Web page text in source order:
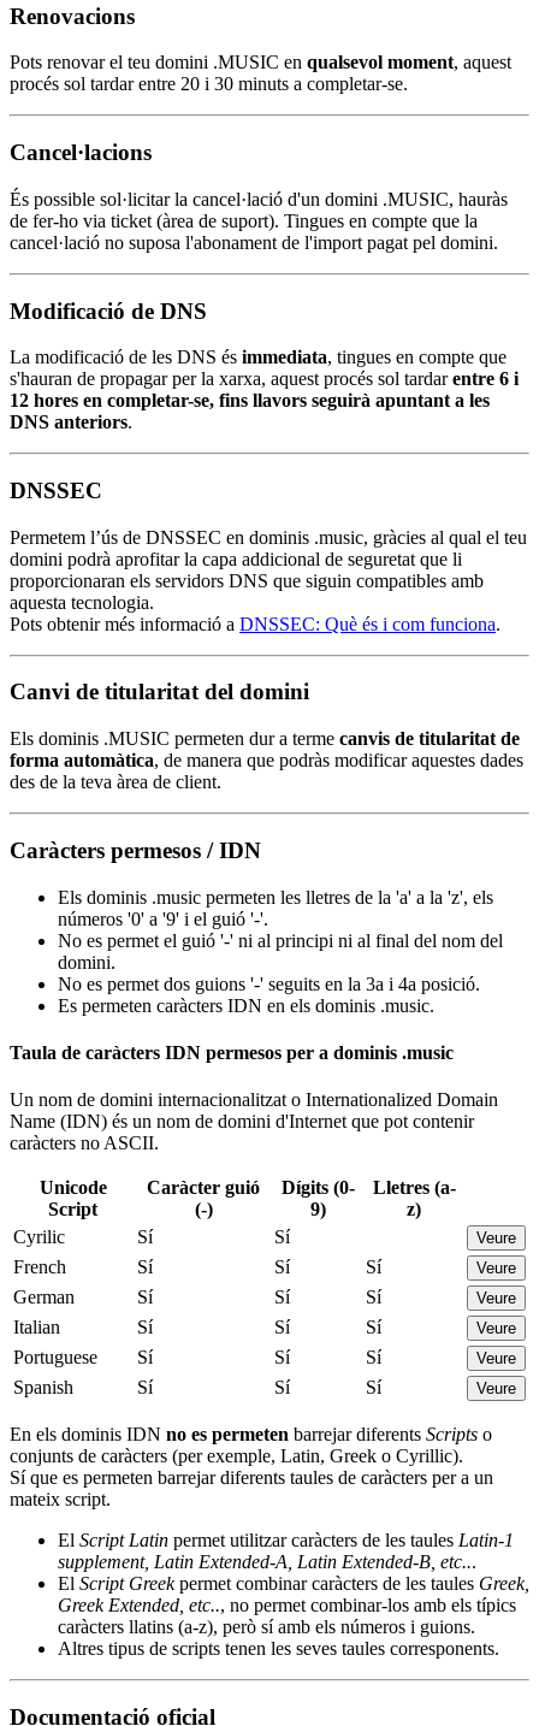
Renovacions
Pots renovar el teu domini .MUSIC en qualsevol moment, aquest
procés sol tardar entre 20 i 30 minuts a completar-se.
Cancel·lacions
És possible sol·licitar la cancel·lació d'un domini .MUSIC, hauràs
de fer-ho via ticket (àrea de suport). Tingues en compte que la
cancel·lació no suposa l'abonament de l'import pagat pel domini.
Modificació de DNS
La modificació de les DNS és immediata, tingues en compte que
s'hauran de propagar per la xarxa, aquest procés sol tardarentre 6 i
12 hores en completar-se, fins llavors seguirà apuntant a les
DNS anteriors.
DNSSEC
Permetem l’ús de DNSSEC en dominis .music, gràcies al qual el teu
domini podrà aprofitar la capa addicional de seguretat que li
proporcionaran els servidors DNS que siguin compatibles amb
aquesta tecnologia.
Pots obtenir més informació a DNSSEC: Què és i com funciona.
Canvi de titularitat del domini
Els dominis .MUSIC permeten dur a terme canvis de titularitat de
forma automàtica, de manera que podràs modificar aquestes dades
des de la teva àrea de client.
Caràcters permesos / IDN
Els dominis .music permeten les lletres de la 'a' a la 'z', els
números '0' a '9' i el guió '-'.
No es permet el guió '-' ni al principi ni al final del nom del
domini.
No es permet dos guions '-' seguits en la 3a i 4a posició.
Es permeten caràcters IDN en els dominis .music.
Taula de caràcters IDN permesos per a dominis .music
Un nom de domini internacionalitzat o Internationalized Domain
Name (IDN) és un nom de domini d'Internet que pot contenir
caràcters no ASCII.
Unicode
Script
Caràcter guió
(-)
Dígits (0-
9)
Lletres (a-
z)
Cyrilic
Sí Sí Veure
French Sí Sí Sí Veure
German Sí Sí Sí Veure
Italian Sí Sí Sí Veure
Portuguese Sí Sí Sí Veure
Spanish Sí Sí Sí Veure
En els dominis IDN no es permeten barrejar diferents Scripts o
conjunts de caràcters (per exemple, Latin, Greek o Cyrillic).
Sí que es permeten barrejar diferents taules de caràcters per a un
mateix script.
El Script Latin permet utilitzar caràcters de les taules Latin-1
supplement, Latin Extended-A, Latin Extended-B, etc...
El Script Greekpermet combinar caràcters de les taules Greek,
Greek Extended, etc.., no permet combinar-los amb els típics
caràcters llatins (a-z), però sí amb els números i guions.
Altres tipus de scripts tenen les seves taules corresponents.
Documentació oficial